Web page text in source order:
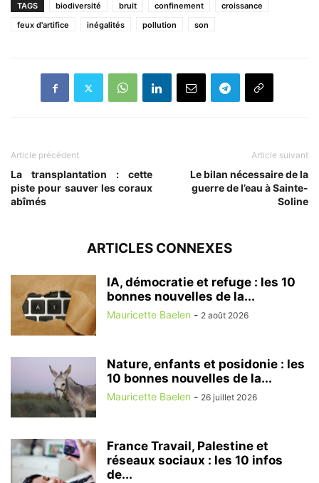
TAGS biodiversité bruit confinement
croissance
feux d'artifice
inégalités pollution son
Article précédent
La transplantation : cette
piste pour sauver les coraux
abîmés
Article suivant
Le bilan nécessaire de la
guerre de l’eau à Sainte-
Soline
ARTICLES CONNEXES
IA, démocratie et refuge : les 10
bonnes nouvelles de la...
Mauricette Baelen - 2 août 2026
Nature, enfants et posidonie : les
10 bonnes nouvelles de la...
Mauricette Baelen - 26 juillet 2026
France Travail, Palestine et
réseaux sociaux : les 10 infos
de...